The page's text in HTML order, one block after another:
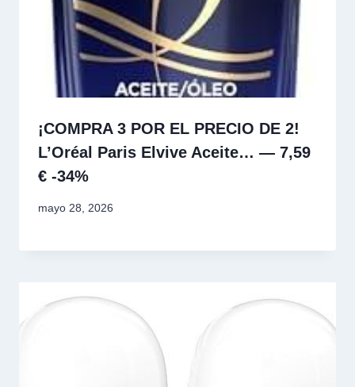
¡COMPRA 3 POR EL PRECIO DE 2!
L’Oréal Paris Elvive Aceite… — 7,59
€ -34%
mayo 28, 2026